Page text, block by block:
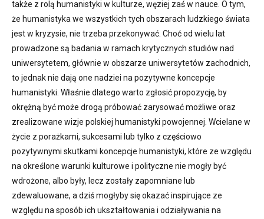
także z rolą humanistyki w kulturze, węziej zaś w nauce. O tym,
że humanistyka we wszystkich tych obszarach ludzkiego świata
jest w kryzysie, nie trzeba przekonywać. Choć od wielu lat
prowadzone są badania w ramach krytycznych studiów nad
uniwersytetem, głównie w obszarze uniwersytetów zachodnich,
to jednak nie dają one nadziei na pozytywne koncepcje
humanistyki. Właśnie dlatego warto zgłosić propozycję, by
okrężną być może drogą próbować zarysować możliwe oraz
zrealizowane wizje polskiej humanistyki powojennej. Wcielane w
życie z porażkami, sukcesami lub tylko z częściowo
pozytywnymi skutkami koncepcje humanistyki, które ze względu
na określone warunki kulturowe i polityczne nie mogły być
wdrożone, albo były, lecz zostały zapomniane lub
zdewaluowane, a dziś mogłyby się okazać inspirujące ze
względu na sposób ich ukształtowania i odziaływania na